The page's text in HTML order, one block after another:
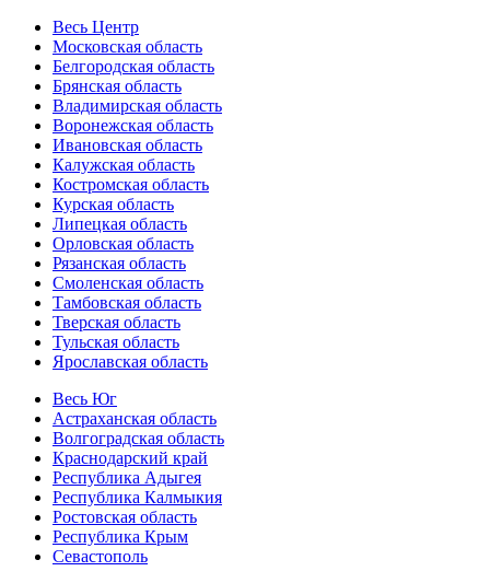
Весь Центр
Московская область
Белгородская область
Брянская область
Владимирская область
Воронежская область
Ивановская область
Калужская область
Костромская область
Курская область
Липецкая область
Орловская область
Рязанская область
Смоленская область
Тамбовская область
Тверская область
Тульская область
Ярославская область
Весь Юг
Астраханская область
Волгоградская область
Краснодарский край
Республика Адыгея
Республика Калмыкия
Ростовская область
Республика Крым
Севастополь